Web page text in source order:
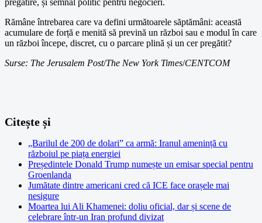
pregătire, și semnal politic pentru negocieri.
Rămâne întrebarea care va defini următoarele săptămâni: această
acumulare de forță e menită să prevină un război sau e modul în care
un război începe, discret, cu o parcare plină și un cer pregătit?
Surse: The Jerusalem Post/The New York Times/CENTCOM
Citește și
„Barilul de 200 de dolari” ca armă: Iranul amenință cu
războiul pe piața energiei
Președintele Donald Trump numește un emisar special pentru
Groenlanda
Jumătate dintre americani cred că ICE face orașele mai
nesigure
Moartea lui Ali Khamenei: doliu oficial, dar și scene de
celebrare într-un Iran profund divizat